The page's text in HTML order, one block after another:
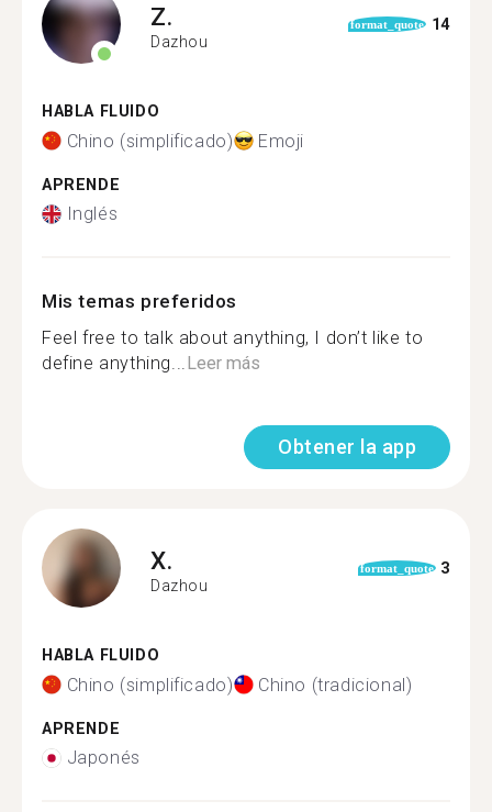
Z.
Dazhou
format_quote 14
HABLA FLUIDO
Chino (simplificado) Emoji
APRENDE
Inglés
Mis temas preferidos
Feel free to talk about anything, I don’t like to
define anything...Leer más
Obtener la app
X.
Dazhou
format_quote 3
HABLA FLUIDO
Chino (simplificado) Chino (tradicional)
APRENDE
Japonés